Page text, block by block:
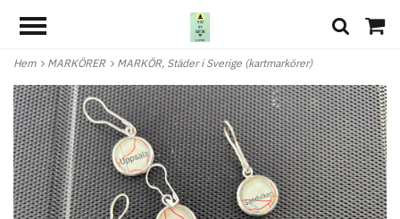
Hem MARKÖRER MARKÖR, Städer i Sverige (kartmarkörer)